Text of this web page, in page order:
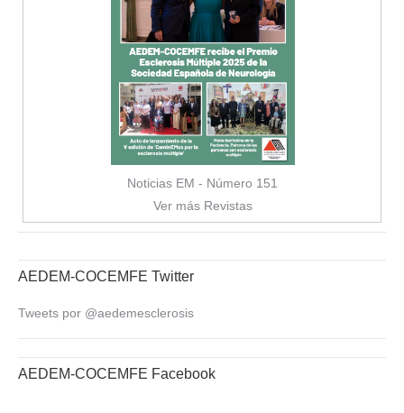
Noticias EM - Número 151
Ver más Revistas
AEDEM-COCEMFE Twitter
Tweets por @aedemesclerosis
AEDEM-COCEMFE Facebook